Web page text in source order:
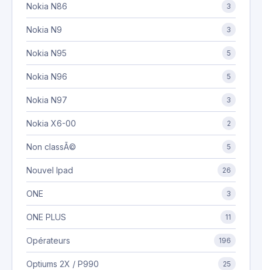
Nokia N86 3
Nokia N9 3
Nokia N95 5
Nokia N96 5
Nokia N97 3
Nokia X6-00 2
Non classÃ© 5
Nouvel Ipad 26
ONE 3
ONE PLUS 11
Opérateurs 196
Optiums 2X / P990 25